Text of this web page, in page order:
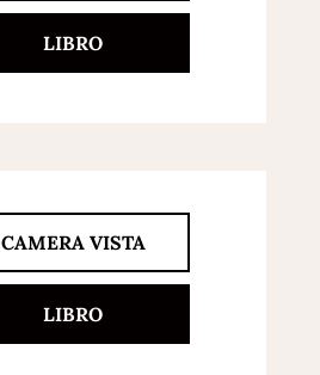
LIBRO
CAMERA VISTA
LIBRO